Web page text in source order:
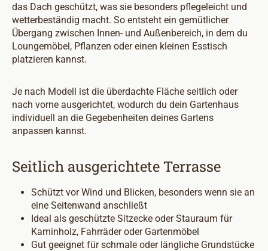
das Dach geschützt, was sie besonders pflegeleicht und
wetterbeständig macht. So entsteht ein gemütlicher
Übergang zwischen Innen- und Außenbereich, in dem du
Loungemöbel, Pflanzen oder einen kleinen Esstisch
platzieren kannst.
Je nach Modell ist die überdachte Fläche seitlich oder
nach vorne ausgerichtet, wodurch du dein Gartenhaus
individuell an die Gegebenheiten deines Gartens
anpassen kannst.
Seitlich ausgerichtete Terrasse
Schützt vor Wind und Blicken, besonders wenn sie an
eine Seitenwand anschließt
Ideal als geschützte Sitzecke oder Stauraum für
Kaminholz, Fahrräder oder Gartenmöbel
Gut geeignet für schmale oder längliche Grundstücke